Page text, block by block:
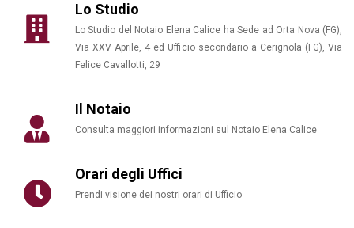
Lo Studio
Lo Studio del Notaio Elena Calice ha Sede ad Orta Nova (FG),
Via XXV Aprile, 4 ed Ufficio secondario a Cerignola (FG), Via
Felice Cavallotti, 29
Il Notaio
Consulta maggiori informazioni sul Notaio Elena Calice
Orari degli Uffici
Prendi visione dei nostri orari di Ufficio
WhatsApp